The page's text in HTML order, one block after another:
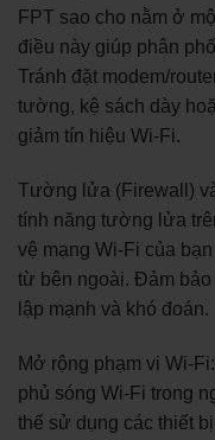
FPT sao cho nằm ở
điều này giúp phân
Tránh đặt modem/
tường, kệ sách dày
giảm tín hiệu Wi-Fi.
Tường lửa (Firewall)
tính năng tường lửa
vệ mạng Wi-Fi của
từ bên ngoài. Đảm
lập mạnh và khó đoán.
Mở rộng phạm vi Wi-
phủ sóng Wi-Fi trong
thể sử dụng các thiết